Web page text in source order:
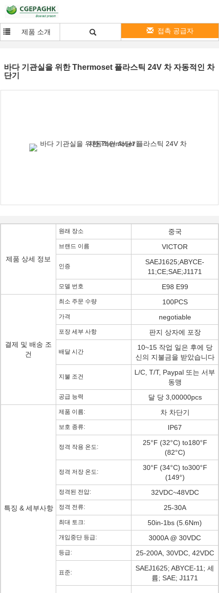
제품 소개 접촉 공급자
바다 기관실을 위한 Thermoset 플라스틱 24V 차 자동적인 차
단기
제품 상세 정보
원래 장소 중국
브랜드 이름 VICTOR
인증
SAEJ1625;ABYCE-
11;CE;SAE;J1171
모델 번호 E98 E99
결제 및 배송 조
건
최소 주문 수량 100PCS
가격 negotiable
포장 세부 사항 판지 상자에 포장
배달 시간
10~15 작업 일은 후에 당
신의 지불금을 받았습니다
지불 조건
L/C, T/T, Paypal 또는 서부
동맹
공급 능력 달 당 3,00000pcs
특징 & 세부사항
제품 이름: 차 차단기
보호 종류: IP67
정격 작용 온도:
25°F (32°C) to180°F
(82°C)
정격 저장 온도:
30°F (34°C) to300°F
(149°)
정격된 전압: 32VDC~48VDC
정격 전류: 25-30A
최대 토크: 50in-1bs (5.6Nm)
개입중단 등급: 3000A @ 30VDC
등급: 25-200A, 30VDC, 42VDC
표준:
SAEJ1625; ABYCE-11; 세
륨; SAE; J1171